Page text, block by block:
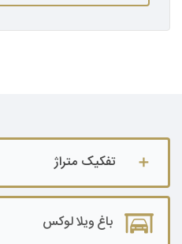
تفکیک متراژ
باغ ویلا لوکس